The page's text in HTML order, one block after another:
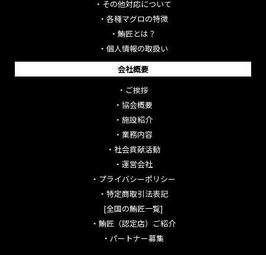
・ その他対応について
・ 各種マグロの特徴
・ 鮪匠とは？
・ 個人情報の取扱い
会社概要
・ ご挨拶
・ 協会概要
・ 施設紹介
・ 業務内容
・ 社会貢献活動
・ 運営会社
・ プライバシーポリシー
・ 特定商取引法表記
[全国の鮪匠一覧]
・ 鮪匠（認定店）ご紹介
・ パートナー募集